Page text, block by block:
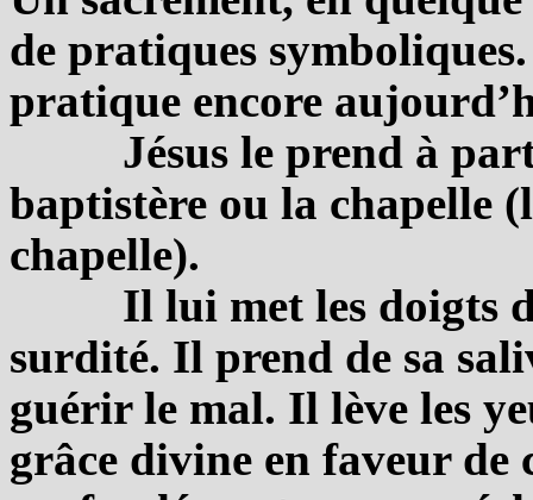
de pratiques
pratique encore
Jésus le prend à
baptistère ou la chapelle
chapelle).
Il lui met les doigts
surdité. Il prend de sa
guérir le mal. Il lève les
grâce divine en faveur de